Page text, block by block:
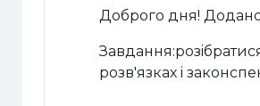
Доброго дня! Додано
розв'язках i